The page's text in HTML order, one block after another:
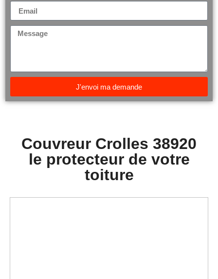
J'envoi ma demande
Couvreur Crolles 38920
le protecteur de votre
toiture